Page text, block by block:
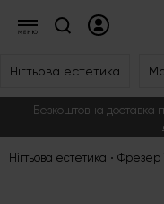
Нігтьова естетика
Безкоштовна доставка
Нігтьова естетика Фрезер